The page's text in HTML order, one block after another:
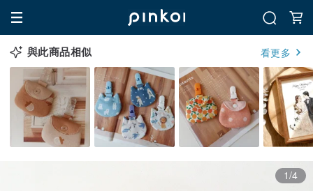
與此商品相似 看更多
1/4